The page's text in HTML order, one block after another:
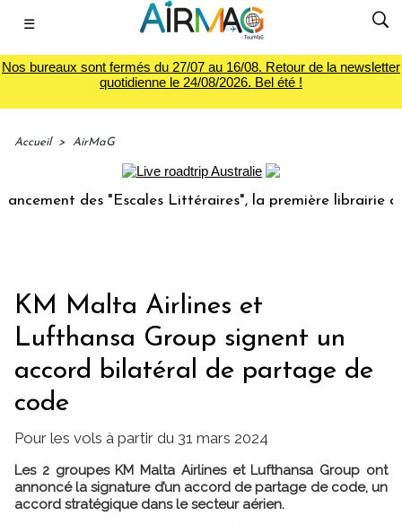
☰
Nos bureaux sont fermés du 27/07 au 16/08. Retour de la newsletter
quotidienne le 24/08/2026. Bel été !
Accueil > AirMaG
des "Escales Littéraires", la première librairie du
KM Malta Airlines et
Lufthansa Group signent un
accord bilatéral de partage de
code
Pour les vols à partir du 31 mars 2024
Les 2 groupes KM Malta Airlines et Lufthansa Group ont
annoncé la signature d’un accord de partage de code, un
accord stratégique dans le secteur aérien.